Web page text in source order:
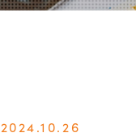
2024.10.26